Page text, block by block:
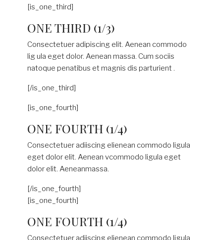
[is_one_third]
ONE THIRD (1/3)
Consectetuer adipiscing elit. Aenean commodo
lig ula eget dolor. Aenean massa. Cum sociis
natoque penatibus et magnis dis parturient .
[/is_one_third]
[is_one_fourth]
ONE FOURTH (1/4)
Consectetuer adiiscing elienean commodo ligula
eget dolor elit. Aenean vcommodo ligula eget
dolor elit. Aeneanmassa.
[/is_one_fourth]
[is_one_fourth]
ONE FOURTH (1/4)
Consectetuer adiiscing elienean commodo ligula